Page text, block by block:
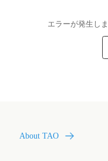
エラーが発生し
About TAO